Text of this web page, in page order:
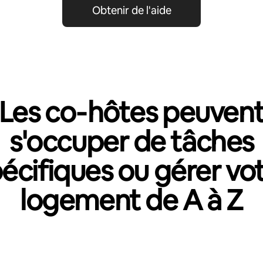
Obtenir de l'aide
co‑hôtes
s'occuper de tâches
ou gérer
logement de A à Z